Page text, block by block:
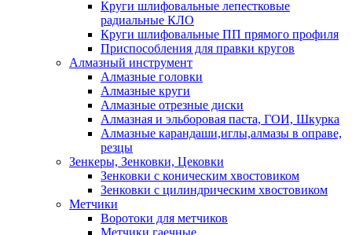
Круги шлифовальные лепестковые
радиальные КЛО
Круги шлифовальные ПП прямого профиля
Приспособления для правки кругов
Алмазный инструмент
Алмазные головки
Алмазные круги
Алмазные отрезные диски
Алмазная и эльборовая паста, ГОИ, Шкурка
Алмазные карандаши,иглы,алмазы в оправе,
резцы
Зенкеры, Зенковки, Цековки
Зенковки с коническим хвостовиком
Зенковки с цилиндрическим хвостовиком
Метчики
Воротоки для метчиков
Метчики гаечные